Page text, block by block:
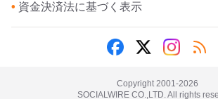
• 資金決済法に基づく表示
Copyright 2001-2026
SOCIALWIRE CO.,LTD. All rights